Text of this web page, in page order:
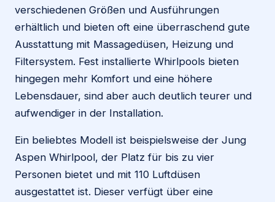
verschiedenen Größen und Ausführungen
erhältlich und bieten oft eine überraschend gute
Ausstattung mit Massagedüsen, Heizung und
Filtersystem. Fest installierte Whirlpools bieten
hingegen mehr Komfort und eine höhere
Lebensdauer, sind aber auch deutlich teurer und
aufwendiger in der Installation.
Ein beliebtes Modell ist beispielsweise der Jung
Aspen Whirlpool, der Platz für bis zu vier
Personen bietet und mit 110 Luftdüsen
ausgestattet ist. Dieser verfügt über eine